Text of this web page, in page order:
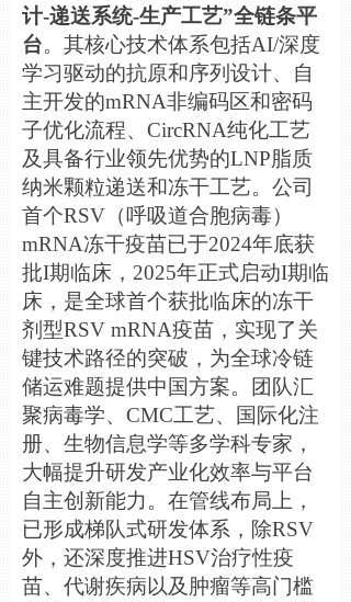
计-递送系统-生产工艺”全链条平
台。其核心技术体系包括AI/深度
学习驱动的抗原和序列 设计、自
主开发的mRNA非编码 区和密码
子优化流程、CircRNA纯化工艺
及具备行业领先优势的LNP脂质
纳米颗粒递送和冻干工艺。公司
首个RSV（呼吸道合胞病毒）
mRNA冻干疫苗已于2024年底获
批I期临床，2025年正式启动I期临
床，是全球首个获批临床的冻干
剂型RSV mRNA疫苗， 实现了关
键技术路径的突破， 为全球冷链
储运难题提供中国方案。
团队汇
聚病毒学、CMC工艺、国 际化注
册、生物信息学等多学科专家，
大幅提升研发产业化效率与平台
自主创 新能力。在管线布局上，
已形成梯队式研发体系，除RSV
外， 还深度推进HSV治疗性疫
苗、代谢疾病以及 肿瘤等高门槛